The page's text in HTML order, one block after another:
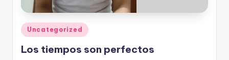
Publicado
en
Uncategorized
Los tiempos son perfectos